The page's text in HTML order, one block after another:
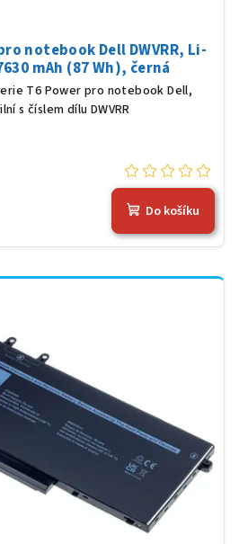
notebook Dell DWVRR, Li-
mAh (87 Wh), černá
T6 Power pro notebook Dell,
s číslem dílu DWVRR
Do košíku